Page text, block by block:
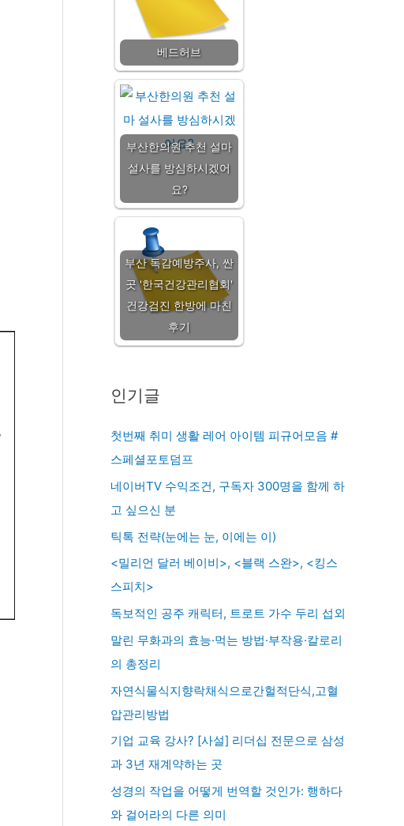
베드허브
부산한의원 추천 설마
설사를 방심하시겠어
요?
부산 독감예방주사, 싼
곳 '한국건강관리협회'
건강검진 한방에 마친
후기
인기글
첫번째 취미 생활 레어 아이템 피규어모음 #
스페셜포토덤프
네이버TV 수익조건, 구독자 300명을 함께 하
고 싶으신 분
틱톡 전략(눈에는 눈, 이에는 이)
<밀리언 달러 베이비>, <블랙 스완>, <킹스
스피치>
독보적인 공주 캐릭터, 트로트 가수 두리 섭외
말린 무화과의 효능·먹는 방법·부작용·칼로리
의 총정리
자연식물식지향락채식으로간헐적단식,고혈
압관리방법
기업 교육 강사? [사설] 리더십 전문으로 삼성
과 3년 재계약하는 곳
성경의 작업을 어떻게 번역할 것인가: 행하다
와 걸어라의 다른 의미